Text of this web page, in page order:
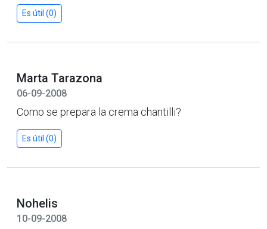
Es útil (0)
Marta Tarazona
06-09-2008
Como se prepara la crema chantilli?
Es útil (0)
Nohelis
10-09-2008